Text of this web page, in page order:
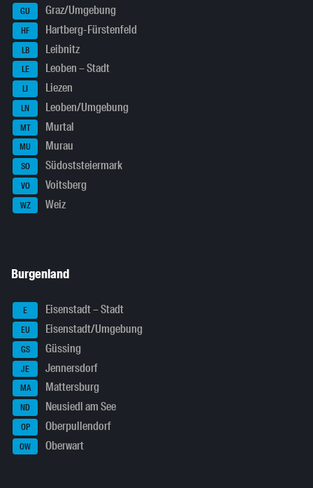
GU Graz/Umgebung
HF Hartberg-Fürstenfeld
LB Leibnitz
LE Leoben – Stadt
LI Liezen
LN Leoben/Umgebung
MT Murtal
MU Murau
SO Südoststeiermark
VO Voitsberg
WZ Weiz
Burgenland
E Eisenstadt – Stadt
EU Eisenstadt/Umgebung
GS Güssing
JE Jennersdorf
MA Mattersburg
ND Neusiedl am See
OP Oberpullendorf
OW Oberwart